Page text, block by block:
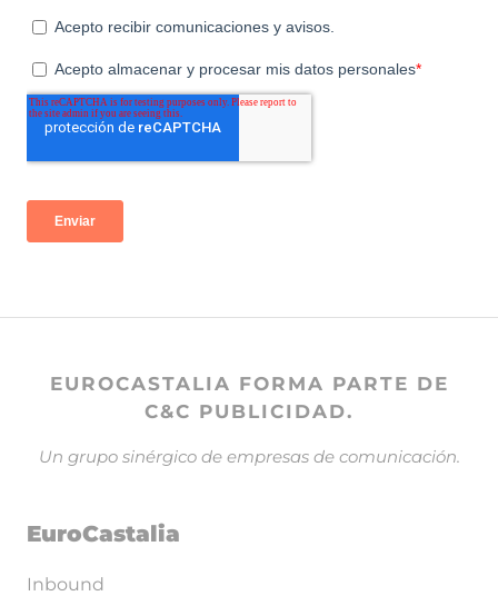
EUROCASTALIA FORMA PARTE DE
C&C PUBLICIDAD.
Un grupo sinérgico de empresas de comunicación.
EuroCastalia
Inbound